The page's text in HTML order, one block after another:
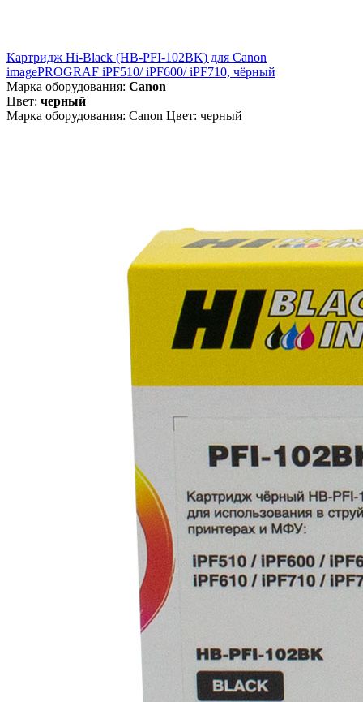
Картридж Hi-Black (HB-PFI-102BK) для Canon
imagePROGRAF iPF510/ iPF600/ iPF710, чёрный
Марка оборудования: Canon
Цвет: черный
Марка оборудования: Canon Цвет: черный